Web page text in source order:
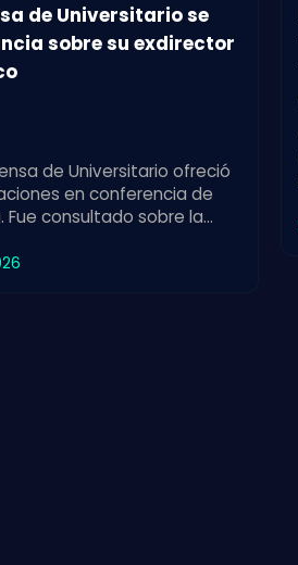
de Universitario se
sobre su exdirector
de Universitario ofreció
en conferencia de
Fue consultado sobre la
en el equipo.